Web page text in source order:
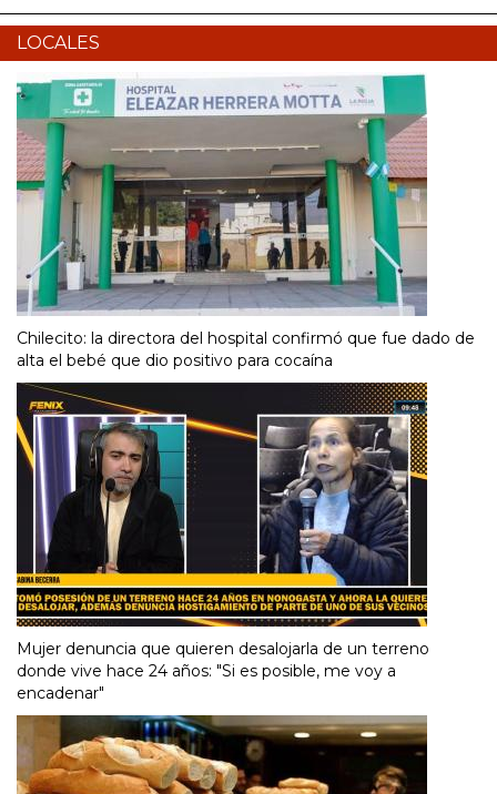
LOCALES
Chilecito: la directora del hospital confirmó que fue dado de
alta el bebé que dio positivo para cocaína
Mujer denuncia que quieren desalojarla de un terreno
donde vive hace 24 años: "Si es posible, me voy a
encadenar"